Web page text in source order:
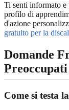
Ti senti informato e
profilo di
d'azione
gratuito per la
Domande
Preoccupati
Come si testa